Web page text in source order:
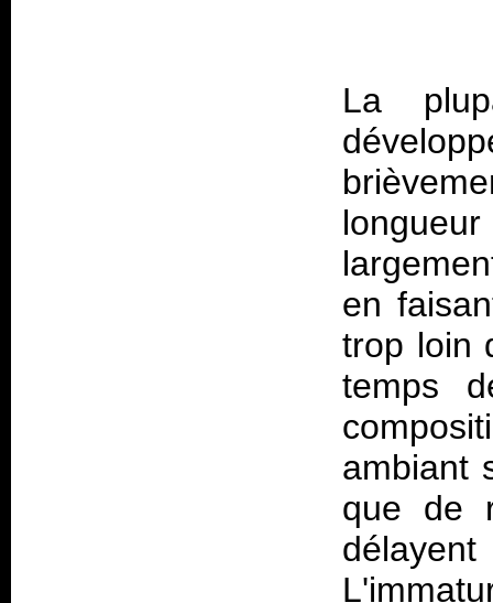
La
en
trop loin
temps
ambiant
que de